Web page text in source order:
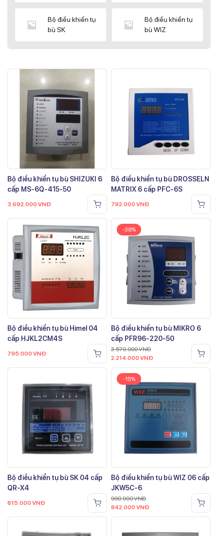
Bộ điều khiển tụ
bù SK
Bộ điều khiển tụ
bù WIZ
Bộ điều khiển tụ bù SHIZUKI 6
cấp MS-6Q-415-50
3.692.000 VNĐ
Bộ điều khiển tụ bù DROSSELN
MATRIX 6 cấp PFC-6S
792.000 VNĐ
Bộ điều khiển tụ bù Himel 04
cấp HJKL2CM4S
795.000 VNĐ
-38%
Bộ điều khiển tụ bù MIKRO 6
cấp PFR96-220-50
3.570.000VNĐ
2.214.000 VNĐ
Bộ điều khiển tụ bù SK 04 cấp
QR-X4
815.000 VNĐ
-15%
Bộ điều khiển tụ bù WIZ 06 cấp
JKW5C-6
990.000VNĐ
842.000 VNĐ